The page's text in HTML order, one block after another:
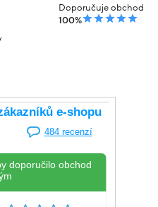
Doporučuje obchod
100%